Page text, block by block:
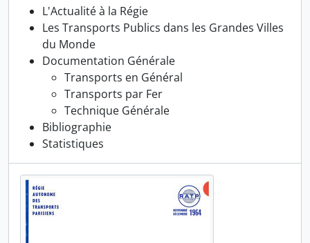
L'Actualité à la Régie
Les Transports Publics dans les Grandes Villes
du Monde
Documentation Générale
Transports en Général
Transports par Fer
Technique Générale
Bibliographie
Statistiques